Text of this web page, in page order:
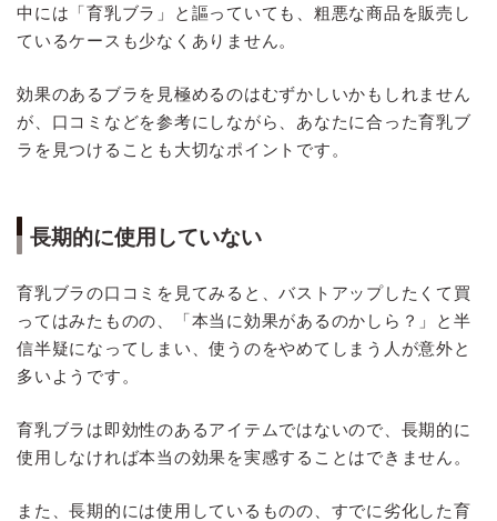
中には「育乳ブラ」と謳っていても、粗悪な商品を販売し
ているケースも少なくありません。
効果のあるブラを見極めるのはむずかしいかもしれません
が、口コミなどを参考にしながら、あなたに合った育乳ブ
ラを見つけることも大切なポイントです。
長期的に使用していない
育乳ブラの口コミを見てみると、バストアップしたくて買
ってはみたものの、「本当に効果があるのかしら？」と半
信半疑になってしまい、使うのをやめてしまう人が意外と
多いようです。
育乳ブラは即効性のあるアイテムではないので、長期的に
使用しなければ本当の効果を実感することはできません。
また、長期的には使用しているものの、すでに劣化した育